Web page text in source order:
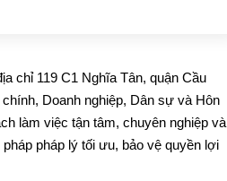
chỉ 119 C1 Nghĩa Tân, quận Cầu
Doanh nghiệp, Dân sự và Hôn
làm việc tận tâm, chuyên nghiệp và
pháp lý tối ưu, bảo vệ quyền lợi